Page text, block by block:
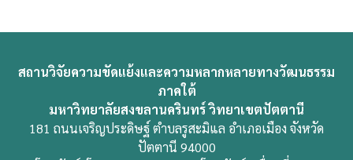
สถานวิจัยความขัดแย้งและความหลากหลายทางวัฒนธรรม
ภาคใต้
มหาวิทยาลัยสงขลานครินทร์ วิทยาเขตปัตตานี
181 ถนนเจริญประดิษฐ์ ตำบลรูสะมิแล อำเภอเมือง จังหวัด
ปัตตานี 94000